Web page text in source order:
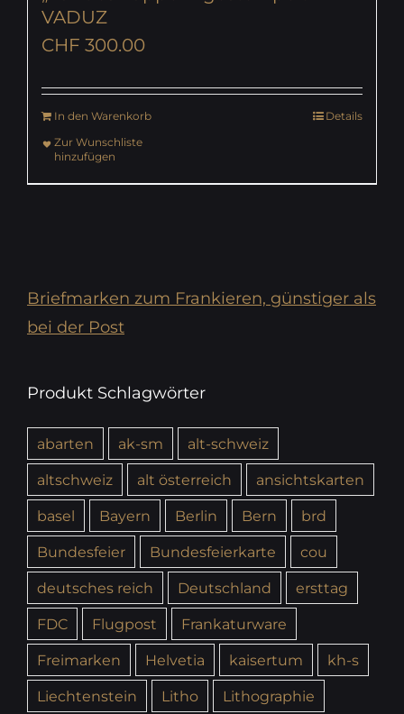
VADUZ
CHF 300.00
In den Warenkorb
Details
Zur Wunschliste
hinzufügen
Briefmarken zum Frankieren, günstiger als
bei der Post
Produkt Schlagwörter
abarten ak-sm
alt-schweiz
altschweiz
alt österreich
ansichtskarten
basel
Bayern Berlin Bern
brd
Bundesfeier
Bundesfeierkarte
cou
deutsches reich
Deutschland
ersttag
FDC
Flugpost
Frankaturware
Freimarken
Helvetia kaisertum
kh-s
Liechtenstein
Litho
Lithographie